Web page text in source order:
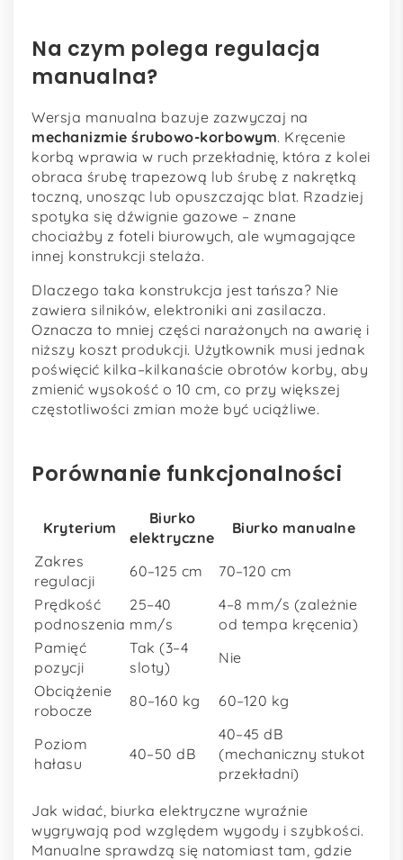
Na czym polega regulacja
manualna?
Wersja manualna bazuje zazwyczaj na
mechanizmie śrubowo-korbowym. Kręcenie
korbą wprawia w ruch przekładnię, która z kolei
obraca śrubę trapezową lub śrubę z nakrętką
toczną, unosząc lub opuszczając blat. Rzadziej
spotyka się dźwignie gazowe – znane
chociażby z foteli biurowych, ale wymagające
innej konstrukcji stelaża.
Dlaczego taka konstrukcja jest tańsza? Nie
zawiera silników, elektroniki ani zasilacza.
Oznacza to mniej części narażonych na awarię i
niższy koszt produkcji. Użytkownik musi jednak
poświęcić kilka–kilkanaście obrotów korby, aby
zmienić wysokość o 10 cm, co przy większej
częstotliwości zmian może być uciążliwe.
Porównanie funkcjonalności
Kryterium
Biurko
elektryczne
Biurko manualne
Zakres
regulacji
60–125 cm
70–120 cm
Prędkość
podnoszenia
25–40
mm/s
4–8 mm/s (zależnie
od tempa kręcenia)
Pamięć
pozycji
Tak (3–4
sloty)
Nie
Obciążenie
robocze
80–160 kg 60–120 kg
Poziom
hałasu
40–50 dB
40–45 dB
(mechaniczny stukot
przekładni)
Jak widać, biurka elektryczne wyraźnie
wygrywają pod względem wygody i szybkości.
Manualne sprawdzą się natomiast tam, gdzie